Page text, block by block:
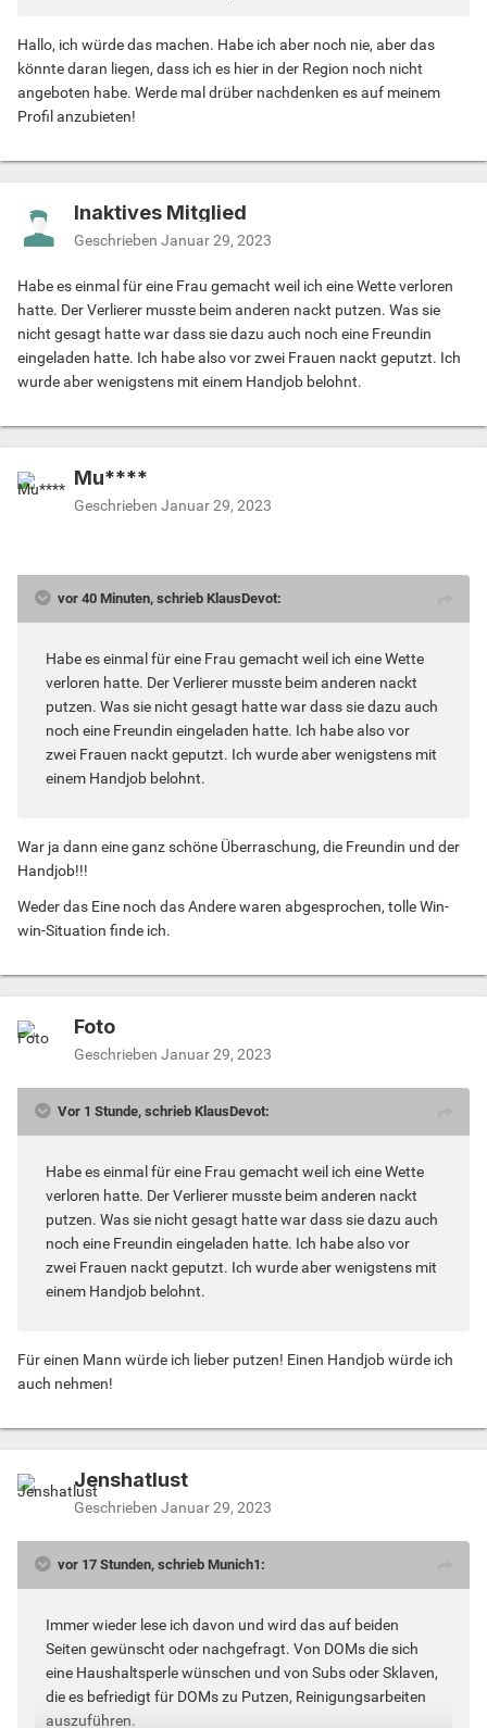
Danke für Eure bisherigen Beiträge.:o)
Hallo, ich würde das machen. Habe ich aber noch nie, aber das
könnte daran liegen, dass ich es hier in der Region noch nicht
angeboten habe. Werde mal drüber nachdenken es auf meinem
Profil anzubieten!
Inaktives Mitglied
Geschrieben Januar 29, 2023
Habe es einmal für eine Frau gemacht weil ich eine Wette verloren
hatte. Der Verlierer musste beim anderen nackt putzen. Was sie
nicht gesagt hatte war dass sie dazu auch noch eine Freundin
eingeladen hatte. Ich habe also vor zwei Frauen nackt geputzt. Ich
wurde aber wenigstens mit einem Handjob belohnt.
Mu****
Geschrieben Januar 29, 2023
vor 40 Minuten, schrieb KlausDevot:
Habe es einmal für eine Frau gemacht weil ich eine Wette
verloren hatte. Der Verlierer musste beim anderen nackt
putzen. Was sie nicht gesagt hatte war dass sie dazu auch
noch eine Freundin eingeladen hatte. Ich habe also vor
zwei Frauen nackt geputzt. Ich wurde aber wenigstens mit
einem Handjob belohnt.
War ja dann eine ganz schöne Überraschung, die Freundin und der
Handjob!!!
Weder das Eine noch das Andere waren abgesprochen, tolle Win-
win-Situation finde ich.
Foto
Geschrieben Januar 29, 2023
Vor 1 Stunde, schrieb KlausDevot:
Habe es einmal für eine Frau gemacht weil ich eine Wette
verloren hatte. Der Verlierer musste beim anderen nackt
putzen. Was sie nicht gesagt hatte war dass sie dazu auch
noch eine Freundin eingeladen hatte. Ich habe also vor
zwei Frauen nackt geputzt. Ich wurde aber wenigstens mit
einem Handjob belohnt.
Für einen Mann würde ich lieber putzen! Einen Handjob würde ich
auch nehmen!
Jenshatlust
Geschrieben Januar 29, 2023
vor 17 Stunden, schrieb Munich1:
Immer wieder lese ich davon und wird das auf beiden
Seiten gewünscht oder nachgefragt. Von DOMs die sich
eine Haushaltsperle wünschen und von Subs oder Sklaven,
die es befriedigt für DOMs zu Putzen, Reinigungsarbeiten
auszuführen.